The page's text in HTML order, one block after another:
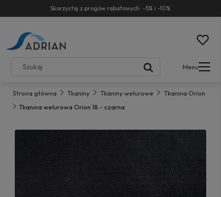
Skorzystaj z progów rabatowych: -5% i -10%
Menu
Strona główna Tkaniny Tkaniny welurowe
Tkanina Orion
Tkanina welurowa Orion 18 - czarna